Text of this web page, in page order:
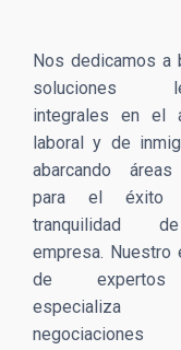
Nos dedicamos a
soluciones
integrales en el
laboral y de
abarcando
para el
tranquilidad
empresa. Nuestro
de